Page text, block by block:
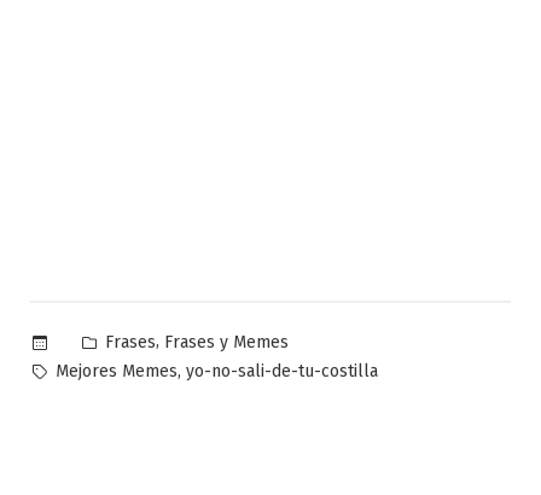
Publicado
en
Frases, Frases y Memes
Etiquetas:
Mejores Memes, yo-no-sali-de-tu-costilla